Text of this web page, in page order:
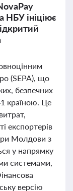
НБУ ініціює
(SEPA), що
безпечних
країною. Це
експортерів
Молдови з
у напрямку
системами,
версію